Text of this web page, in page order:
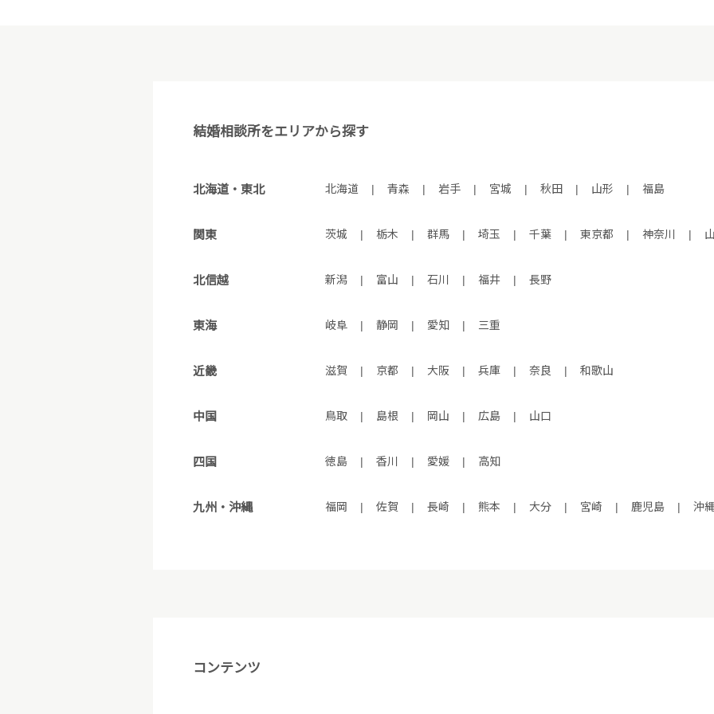
結婚相談所をエリアから探す
北海道・東北 北海道 | 青森 | 岩手 | 宮城 | 秋田 | 山形 | 福島
関東 茨城 | 栃木 | 群馬 | 埼玉 | 千葉 | 東京都 | 神奈川 |
北信越 新潟 | 富山 | 石川 | 福井 | 長野
東海 岐阜 | 静岡 | 愛知 | 三重
近畿 滋賀 | 京都 | 大阪 | 兵庫 | 奈良 | 和歌山
中国 鳥取 | 島根 | 岡山 | 広島 | 山口
四国 徳島 | 香川 | 愛媛 | 高知
九州・沖縄 福岡 | 佐賀 | 長崎 | 熊本 | 大分 | 宮崎 | 鹿児島 | 沖
コンテンツ